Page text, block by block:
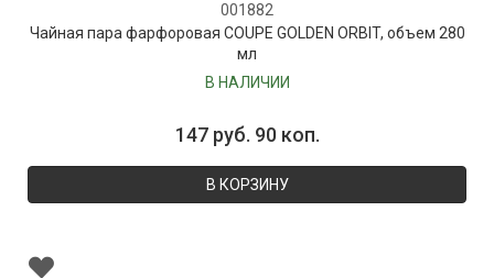
001882
Чайная пара фарфоровая COUPE GOLDEN ORBIT, объем 280
мл
В НАЛИЧИИ
147 руб. 90 коп.
В КОРЗИНУ